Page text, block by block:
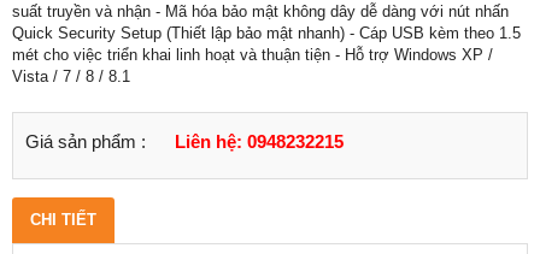
suất truyền và nhận - Mã hóa bảo mật không dây dễ dàng với nút nhấn
Quick Security Setup (Thiết lập bảo mật nhanh) - Cáp USB kèm theo 1.5
mét cho việc triển khai linh hoạt và thuận tiện - Hỗ trợ Windows XP /
Vista / 7 / 8 / 8.1
Giá sản phẩm : Liên hệ: 0948232215
CHI TIẾT